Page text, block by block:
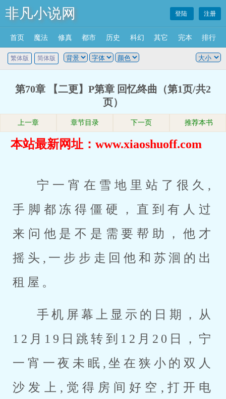
非凡小说网 登陆 注册
首页 魔法 修真 都市 历史 科幻 其它 完本 排行
繁体版 简体版
第70章 【二更】P第章 回忆终曲（第1页/共2
页）
上一章 章节目录 下一页 推荐本书
本站最新网址：www.xiaoshuoff.com
宁一宵在雪地里站了很久,
手脚都冻得僵硬，直到有人过
来问他是不是需要帮助，他才
摇头,一步步走回他和苏洄的出
租屋。
手机屏幕上显示的日期，从
12月19日跳转到12月20日，宁
一宵一夜未眠,坐在狭小的双人
沙发上,觉得房间好空,打开电